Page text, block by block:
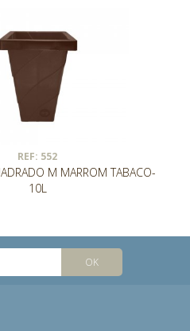
REF: 552
M MARROM TABACO-
10L
OK